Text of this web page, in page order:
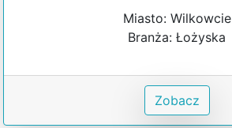
Miasto: Wilkowcie
Branża: Łożyska
Zobacz